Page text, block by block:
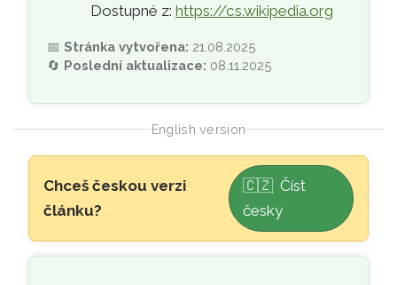
Dostupné z: https://cs.wikipedia.org
📅Stránka vytvořena: 21.08.2025
🔄 Poslední aktualizace: 08.11.2025
English version
Skip to main content
Chceš českou verzi
článku?
🇨🇿 Číst
česky
🌳Sacred Palo Santo wood – the